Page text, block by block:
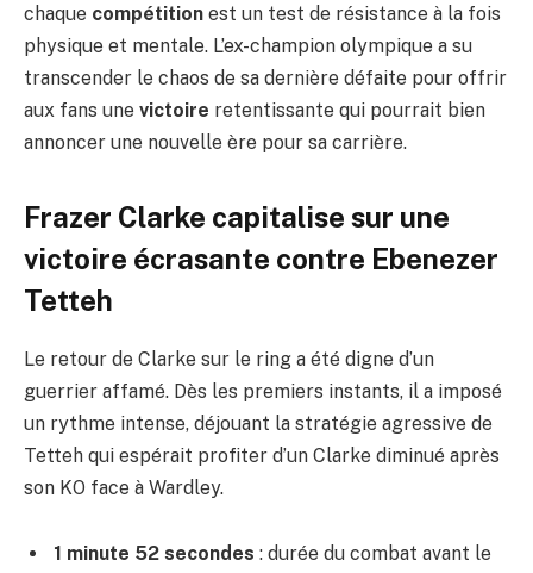
chaque compétition est un test de résistance à la fois
physique et mentale. L’ex-champion olympique a su
transcender le chaos de sa dernière défaite pour offrir
aux fans une victoire retentissante qui pourrait bien
annoncer une nouvelle ère pour sa carrière.
Frazer Clarke capitalise sur une
victoire écrasante contre Ebenezer
Tetteh
Le retour de Clarke sur le ring a été digne d’un
guerrier affamé. Dès les premiers instants, il a imposé
un rythme intense, déjouant la stratégie agressive de
Tetteh qui espérait profiter d’un Clarke diminué après
son KO face à Wardley.
1 minute 52 secondes : durée du combat avant le